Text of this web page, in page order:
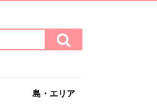
検
索
す
島・エリア